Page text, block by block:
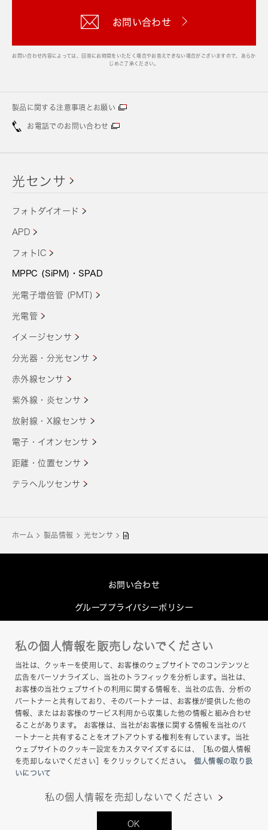
お問い合わせ
お問い合わせ内容によっては、回答にお時間をいただく場合やお答えできない場合がございますので、あらか
じめご了承ください。
製品に関する注意事項とお願い
お電話でのお問い合わせ
光センサ
フォトダイオード
APD
フォトIC
MPPC (SiPM)・SPAD
光電子増倍管 (PMT)
光電管
イメージセンサ
分光器・分光センサ
赤外線センサ
紫外線・炎センサ
放射線・X線センサ
電子・イオンセンサ
距離・位置センサ
テラヘルツセンサ
ホーム 製品情報 光センサ
お問い合わせ
グループプライバシーポリシー
このサイトについて
ヘルプ
サイトマップ
Copyright © Hamamatsu Photonics K.K. and its
affiliates. All Rights Reserved.
私の個人情報を販売しないでください
当社は、クッキーを使用して、お客様のウェブサイトでのコンテンツと
広告をパーソナライズし、当社のトラフィックを分析します。当社は、
お客様の当社ウェブサイトの利用に関する情報を、当社の広告、分析の
パートナーと共有しており、そのパートナーは、お客様が提供した他の
情報、またはお客様のサービス利用から収集した他の情報と組み合わせ
ることがあります。 お客様は、当社がお客様に関する情報を当社のパ
ートナーと共有することをオプトアウトする権利を有しています。当社
ウェブサイトのクッキー設定をカスタマイズするには、［私の個人情報
を売却しないでください］をクリックしてください。
個人情報の取り扱
いについて
私の個人情報を売却しないでください
OK